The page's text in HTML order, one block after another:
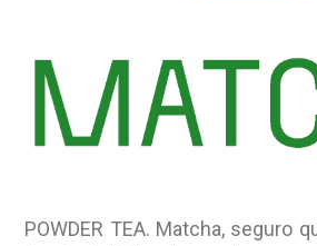
POWDER TEA. Matcha, seguro